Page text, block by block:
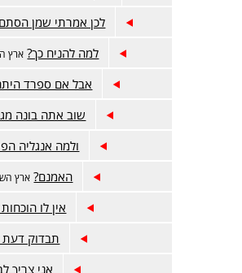
לכן אמרתי שמן
למה להניח כך? ארץ
אבל אם ספרד
שוב אתה בונה
ולמה אנגליה
האמנם? ארץ
אין לו
תבדוק דעת
אני צריך